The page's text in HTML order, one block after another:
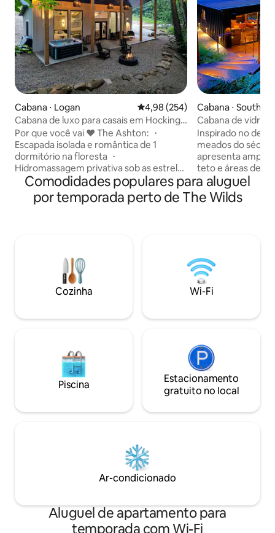
Cabana ⋅ Logan 4,98 de uma avaliação média de
4,98 (254)
Cabana de luxo para casais em Hocking |
Isolada! Jacuzzi!
Por que você vai ❤️ The Ashton: ・
Escapada isolada e romântica de 1
dormitório na floresta ・
Hidromassagem privativa sob as estrelas
・Design moderno com janelas do chão
ao teto ・Cozinha completa elegante・
Área aconchegante para fogueira ・Wi-
Hills ・ Box luxuoso e pias duplas ・Ideal
para um fim de semana romântico ou
um retiro a sós Clique em "❤️ Salvar"
para nos encontrar facilmente
para ver todos os detalhes dos sonhos.
Cabana ⋅ South
e
Cabana de vidro |
Banheira de
Inspirado no
meados do
apresenta amplas
teto e áreas de
projetadas para
circundante e as
Situada ao longo
internas e
perfeito entre
mas
todas as suas
Comodidades populares para aluguel
por temporada perto de The Wilds
Cozinha Wi-Fi
Piscina
Estacionamento
gratuito no local
Ar-condicionado
Aluguel de apartamento para
temporada com Wi-Fi